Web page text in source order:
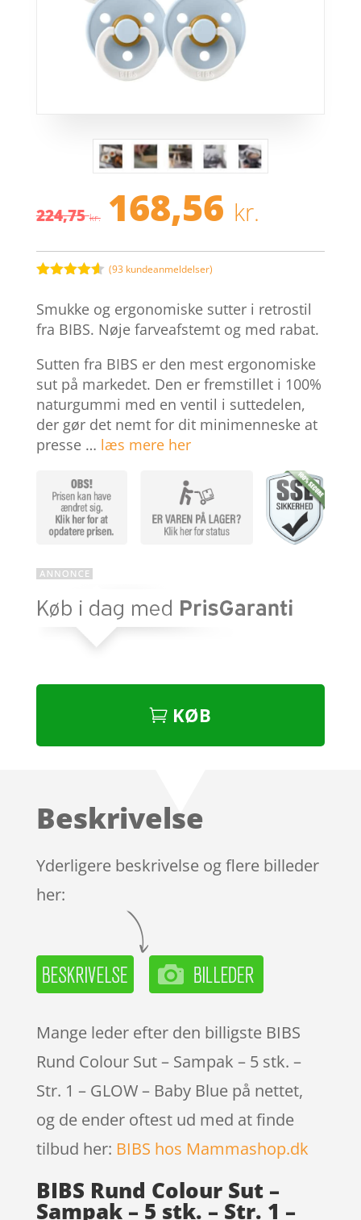
224,75kr. Den
oprindelige
pris
var:
224,75 kr..
168,56 kr.
pris
er:
ud af 5
baseret
på
mmelser
(93 kundeanmeldelser)
Smukke og ergonomiske sutter i retrostil
fra BIBS. Nøje farveafstemt og med rabat.
Sutten fra BIBS er den mest ergonomiske
sut på markedet. Den er fremstillet i 100%
naturgummi med en ventil i suttedelen,
der gør det nemt for dit minimenneske at
presse … læs mere her
KØB
Beskrivelse
Yderligere beskrivelse og flere billeder
her:
Mange leder efter den billigste BIBS
Rund Colour Sut – Sampak – 5 stk. –
Str. 1 – GLOW – Baby Blue på nettet,
og de ender oftest ud med at finde
tilbud her: BIBS hos Mammashop.dk
BIBS Rund Colour Sut –
Sampak – 5 stk. – Str. 1 –